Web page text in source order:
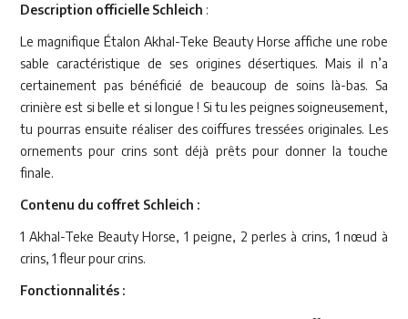
Description officielle Schleich :
Le magnifique Étalon Akhal-Teke Beauty Horse affiche une robe
sable caractéristique de ses origines désertiques. Mais il n’a
certainement pas bénéficié de beaucoup de soins là-bas. Sa
crinière est si belle et si longue ! Si tu les peignes soigneusement,
tu pourras ensuite réaliser des coiffures tressées originales. Les
ornements pour crins sont déjà prêts pour donner la touche
finale.
Contenu du coffret Schleich :
1 Akhal-Teke Beauty Horse, 1 peigne, 2 perles à crins, 1 nœud à
crins, 1 fleur pour crins.
Fonctionnalités :